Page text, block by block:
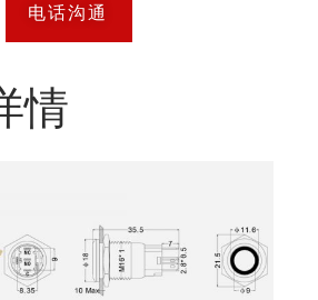
电话沟通
情